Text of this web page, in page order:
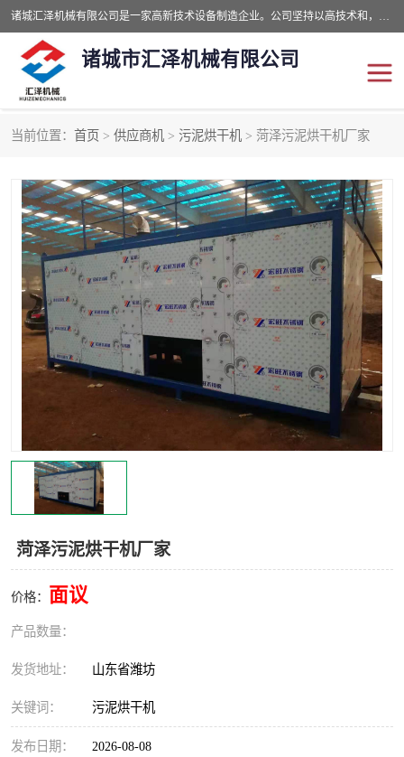
诸城汇泽机械有限公司是一家高新技术设备制造企业。公司坚持以高技术和，高服务于用户，以的环保机械制造设备赢的用户的信赖。现在主要生产死亡畜禽无害化处理和立式和卧式有机肥设备，搅拌机，烘干机，高温发酵机等。污水处理设备，固液分离机。气浮机，化制机等。公司秉承品质，用户至上，科技创新的经营理。
诸城市汇泽机械有限公司
当前位置： 首页 > 供应商机 > 污泥烘干机 > 菏泽污泥烘干机厂家
菏泽污泥烘干机厂家
价格： 面议
产品数量：
发货地址： 山东省潍坊
关键词： 污泥烘干机
发布日期： 2026-08-08
鸡粪发酵机 有机肥设备
纳米膜好氧发酵堆肥机 粪污烘干酶体机
膜式堆肥机 纳米膜发酵
膜式发酵仓 分子膜堆肥仓
分子膜发酵堆肥设备